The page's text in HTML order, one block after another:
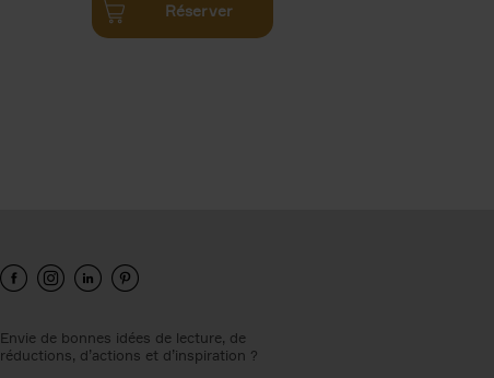
Réserver
Envie de bonnes idées de lecture, de
réductions, d’actions et d’inspiration ?